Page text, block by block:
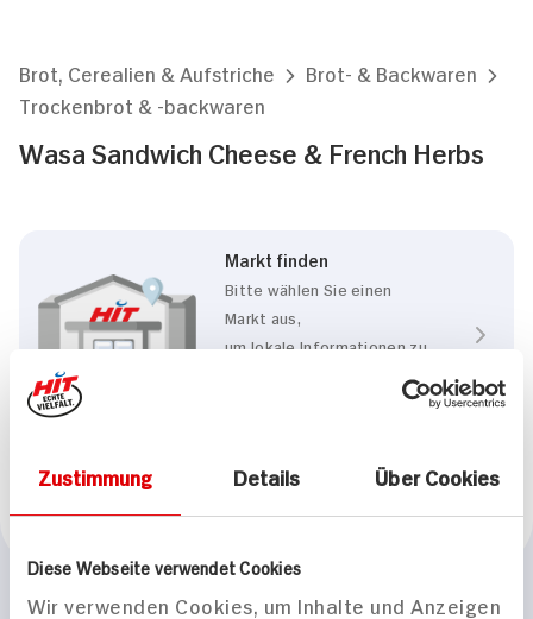
Zustimmung Details Über Cookies
Diese Webseite verwendet Cookies
Wir verwenden Cookies, um Inhalte und Anzeigen
Brot, Cerealien & Aufstriche
Brot- & Backwaren
Trockenbrot & -backwaren
Wasa Sandwich Cheese & French Herbs
Markt finden
Bitte wählen Sie einen
Markt aus,
um lokale Informationen zu